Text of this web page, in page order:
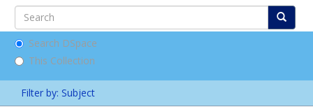
Search DSpace
This Collection
Filter by: Subject